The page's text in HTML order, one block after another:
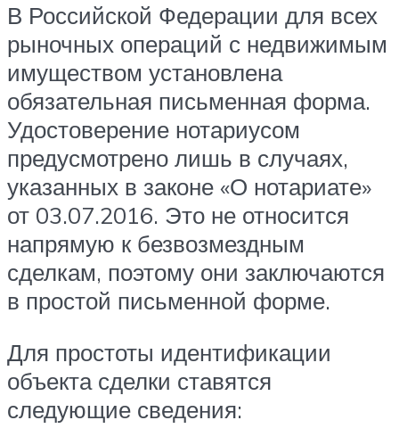
В Российской Федерации для всех
рыночных операций с недвижимым
имуществом установлена
обязательная письменная форма.
Удостоверение нотариусом
предусмотрено лишь в случаях,
указанных в законе «О нотариате»
от 03.07.2016. Это не относится
напрямую к безвозмездным
сделкам, поэтому они заключаются
в простой письменной форме.
Для простоты идентификации
объекта сделки ставятся
следующие сведения: